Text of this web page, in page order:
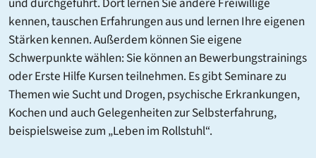
kennen, tauschen Erfahrungen aus und lernen Ihre eigenen
Stärken kennen. Außerdem können Sie eigene
Schwerpunkte wählen: Sie können an Bewerbungstrainings
oder Erste Hilfe Kursen teilnehmen. Es gibt Seminare zu
Themen wie Sucht und Drogen, psychische Erkrankungen,
Kochen und auch Gelegenheiten zur Selbsterfahrung,
beispielsweise zum „Leben im Rollstuhl“.